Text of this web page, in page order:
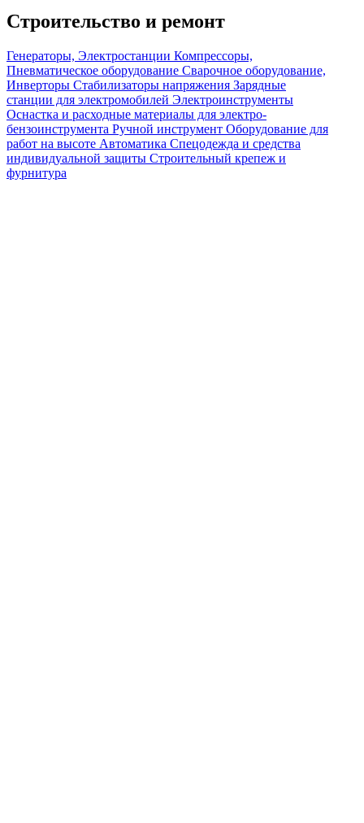
Строительство и ремонт
Генераторы, Электростанции Компрессоры,
Пневматическое оборудование Сварочное оборудование,
Инверторы Стабилизаторы напряжения Зарядные
станции для электромобилей Электроинструменты
Оснастка и расходные материалы для электро-
бензоинструмента Ручной инструмент Оборудование для
работ на высоте Автоматика Спецодежда и средства
индивидуальной защиты Строительный крепеж и
фурнитура